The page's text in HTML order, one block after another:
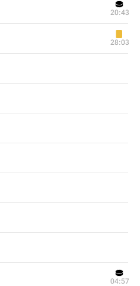
20:43
28:03
04:57